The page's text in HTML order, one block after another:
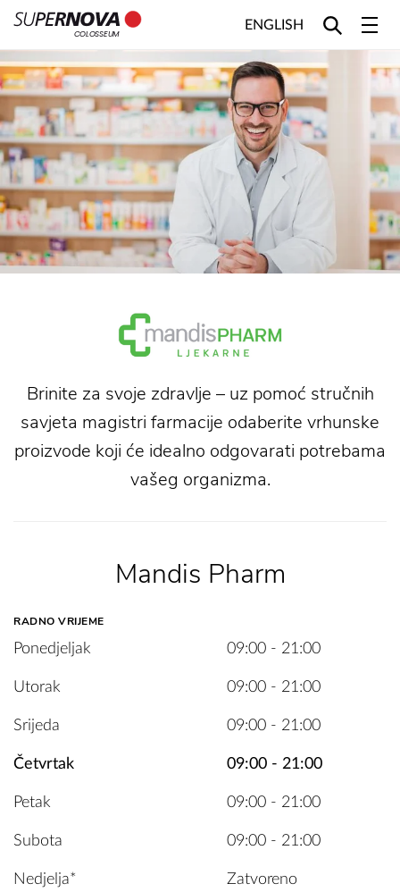
COLOSSEUM
ENGLISH
Brinite za svoje zdravlje – uz pomoć stručnih
savjeta magistri farmacije odaberite vrhunske
proizvode koji će idealno odgovarati potrebama
vašeg organizma.
Mandis Pharm
RADNO VRIJEME
Ponedjeljak 09:00 - 21:00
Utorak 09:00 - 21:00
Srijeda 09:00 - 21:00
Četvrtak 09:00 - 21:00
Petak 09:00 - 21:00
Subota 09:00 - 21:00
Nedjelja* Zatvoreno